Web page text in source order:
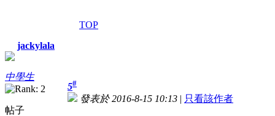
TOP
jackylala
中學生
帖子
5#
發表於 2016-8-15 10:13 | 只看該作者